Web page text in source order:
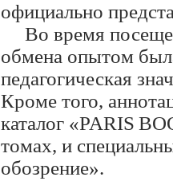
официально
Во время
обмена опытом
педагогическая
Кроме того,
каталог «PARIS
томах, и
обозрение».